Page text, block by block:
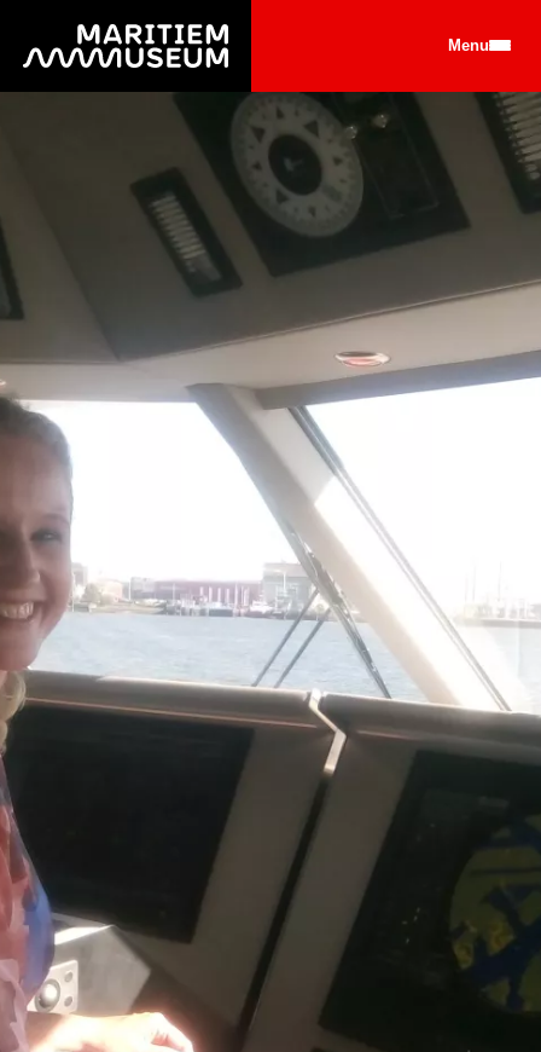
Ga naar de hoofdinhoud Menu